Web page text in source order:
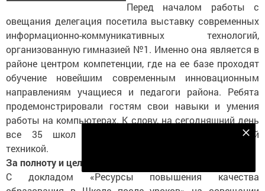
Перед началом работы с
овещания делегация посетила выставку современных
информационно-коммуникативных технологий,
организованную гимназией №1. Именно она является в
районе центром компетенции, где на ее базе проходят
обучение новейшим современным инновационным
направлениям учащиеся и педагоги района. Ребята
продемонстрировали гостям свои навыки и умения
работы на компьютерах. К слову, на сегодняшний день
все 35 школ района обеспечены компьютерной
техникой.
За полноту и цельность образования
С докладом «Ресурсы повышения качества